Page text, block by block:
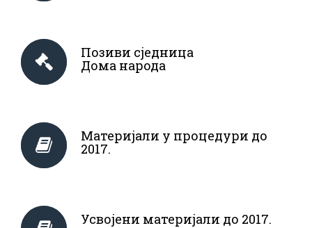
Позиви сједница
Дома народа
Материјали у процедури до
2017.
Усвојени материјали до 2017.